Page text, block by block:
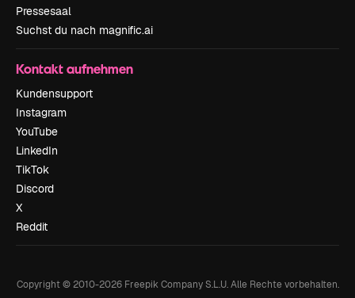
Pressesaal
Suchst du nach magnific.ai
Kontakt aufnehmen
Kundensupport
Instagram
YouTube
LinkedIn
TikTok
Discord
X
Reddit
Copyright © 2010-2026Freepik Company S.L.U. Alle Rechte vorbehalten.